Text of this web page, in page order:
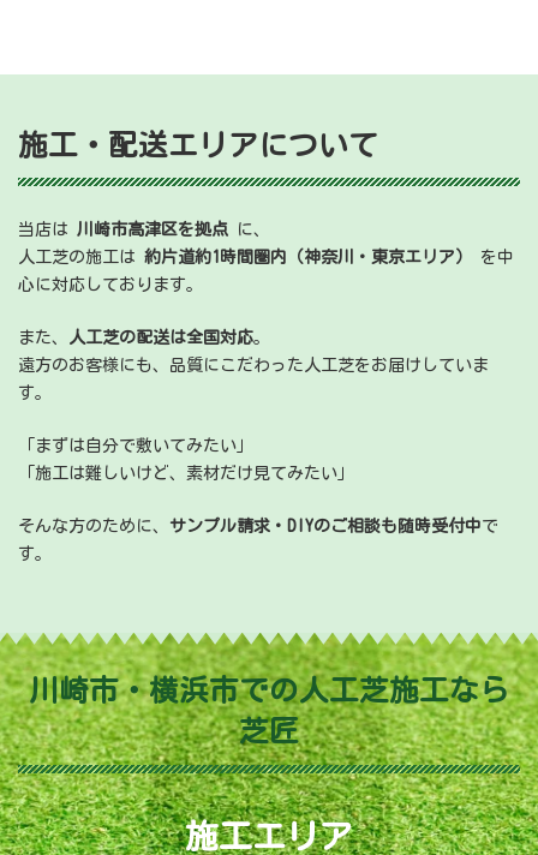
施工・配送エリアについて
当店は 川崎市高津区を拠点 に、
人工芝の施工は 約片道約1時間圏内（神奈川・東京エリア）
を中
心に対応しております。
また、 人工芝の配送は全国対応。
遠方のお客様にも、品質にこだわった人工芝をお届けしていま
す。
「まずは自分で敷いてみたい」
「施工は難しいけど、素材だけ見てみたい」
そんな方のために、 サンプル請求・DIYのご相談も随時受付中で
す。
川崎市・横浜市での人工芝施工なら
芝匠
施工エリア